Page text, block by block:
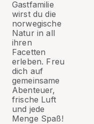
Gastfamilie
wirst du die
norwegische
Natur in all
ihren
Facetten
erleben. Freu
dich auf
gemeinsame
Abenteuer,
frische Luft
und jede
Menge Spaß!